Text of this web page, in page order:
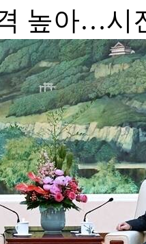
높아…시